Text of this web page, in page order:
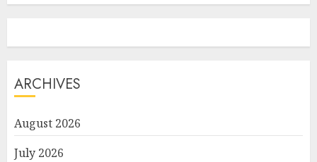
ARCHIVES
August 2026
July 2026